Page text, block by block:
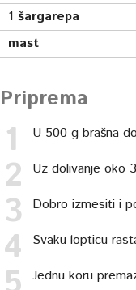
1 šargarepa
mast
Priprema
U 500 g brašna
Uz dolivanje oko
Dobro izmesiti i
Svaku lopticu
Jednu koru